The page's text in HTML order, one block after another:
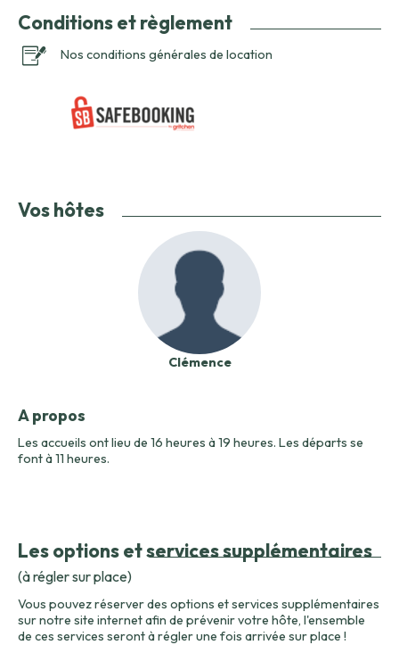
Conditions et règlement
Nos conditions générales de location
Vos hôtes
Clémence
A propos
Les accueils ont lieu de 16 heures à 19 heures. Les départs se
font à 11 heures.
Les options et services supplémentaires
(à régler sur place)
Vous pouvez réserver des options et services supplémentaires
sur notre site internet afin de prévenir votre hôte, l'ensemble
de ces services seront à régler une fois arrivée sur place !